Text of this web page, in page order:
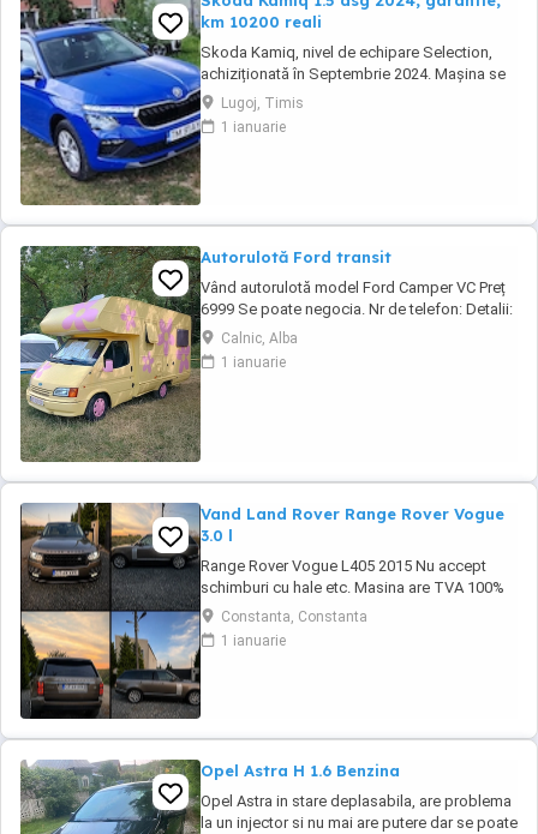
km 10200 reali
Skoda Kamiq, nivel de echipare Selection,
achiziționată în Septembrie 2024. Mașina se
află într-o stare impecabila. Detalii tehnice:
Motorizare: 1.5 TSI, 150 CP Transmisie:
Automată DSG An fabricație: 2024
Lugoj, Timis
1 ianuarie
Autorulotă Ford transit
Vând autorulotă model Ford Camper VC Preț
6999 Se poate negocia. Nr de telefon: Detalii:
- Cai putere: 79 CP - Capacitatea cilindrică:
2500 cm - Standard de emisie: 1 - Tipul de
combustibil: Diesel - Numar de uși: 3 -
Calnic, Alba
1 ianuarie
Vand Land Rover Range Rover Vogue
3.0 l
Range Rover Vogue L405 2015 Nu accept
schimburi cu hale etc. Masina are TVA 100%
deductibil Toate reviziile efectuate la Exclusiv
Auto Constanta Se ofera si set 4 anvelope de
iarna Masina se afla in Constanta KM :
Constanta, Constanta
1 ianuarie
Opel Astra H 1.6 Benzina
Opel Astra in stare deplasabila, are problema
la un injector si nu mai are putere dar se poate